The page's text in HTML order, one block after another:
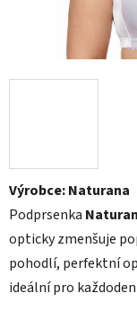
Výrobce: Naturana
Podprsenka
opticky zmenšuje
pohodlí, perfektní
ideální pro